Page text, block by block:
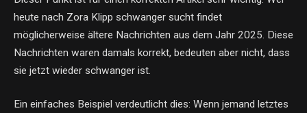
heute nach Zora Klipp schwanger sucht findet
möglicherweise ältere Nachrichten aus dem Jahr 2025. Diese
Nachrichten waren damals korrekt, bedeuten aber nicht, dass
sie jetzt wieder schwanger ist.
Ein einfaches Beispiel verdeutlicht dies: Wenn jemand letztes